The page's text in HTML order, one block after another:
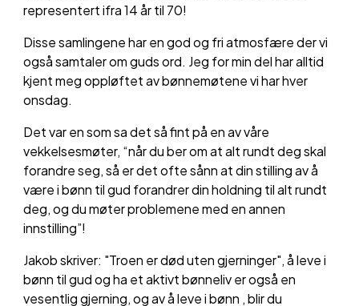
representert ifra 14 år til 70!
Disse samlingene har en god og fri atmosfære der vi
også samtaler om guds ord. Jeg for min del har alltid
kjent meg oppløftet av bønnemøtene vi har hver
onsdag.
Det var en som sa det så fint på en av våre
vekkelsesmøter, “når du ber om at alt rundt deg skal
forandre seg, så er det ofte sånn at din stilling av å
være i bønn til gud forandrer din holdning til alt rundt
deg, og du møter problemene med en annen
innstilling”!
Jakob skriver: "Troen er død uten gjerninger", å leve i
bønn til gud og ha et aktivt bønneliv er også en
vesentlig gjerning, og av å leve i bønn , blir du